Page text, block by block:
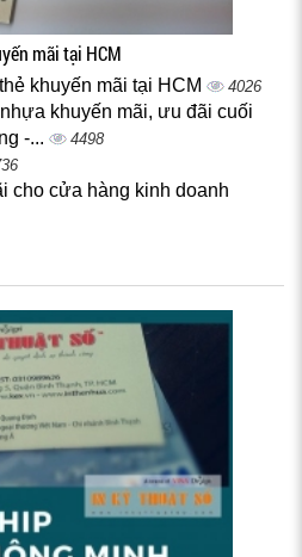
mãi tại HCM
khuyến mãi tại HCM 4026
khuyến mãi, ưu đãi cuối
-...
4498
cho cửa hàng kinh doanh